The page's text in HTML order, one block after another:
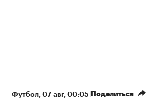
Футбол⁠, 07 авг, 00:05 Поделиться